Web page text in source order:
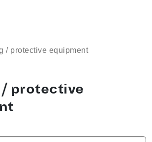
/ protective equipment
protective